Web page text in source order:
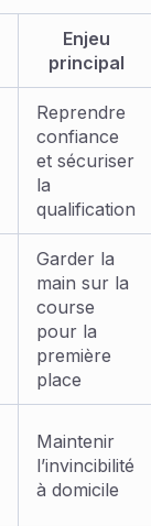
Enjeu
principal
Reprendre
confiance
et sécuriser
la
qualification
Garder la
main sur la
course
pour la
première
place
Maintenir
l’invincibilité
à domicile